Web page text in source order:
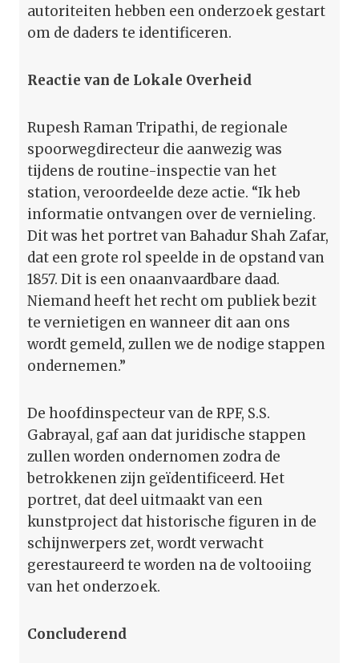
autoriteiten hebben een onderzoek gestart
om de daders te identificeren.
Reactie van de Lokale Overheid
Rupesh Raman Tripathi, de regionale
spoorwegdirecteur die aanwezig was
tijdens de routine-inspectie van het
station, veroordeelde deze actie. “Ik heb
informatie ontvangen over de vernieling.
Dit was het portret van Bahadur Shah Zafar,
dat een grote rol speelde in de opstand van
1857. Dit is een onaanvaardbare daad.
Niemand heeft het recht om publiek bezit
te vernietigen en wanneer dit aan ons
wordt gemeld, zullen we de nodige stappen
ondernemen.”
De hoofdinspecteur van de RPF, S.S.
Gabrayal, gaf aan dat juridische stappen
zullen worden ondernomen zodra de
betrokkenen zijn geïdentificeerd. Het
portret, dat deel uitmaakt van een
kunstproject dat historische figuren in de
schijnwerpers zet, wordt verwacht
gerestaureerd te worden na de voltooiing
van het onderzoek.
Concluderend